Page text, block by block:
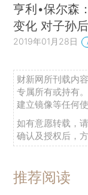
亨利•保尔森
变化 对子孙
2019年01月28日
财新网所刊载内
专属所有或持有
建立镜像等任何使
如有意愿转载，
确认及授权后，方
推荐阅读